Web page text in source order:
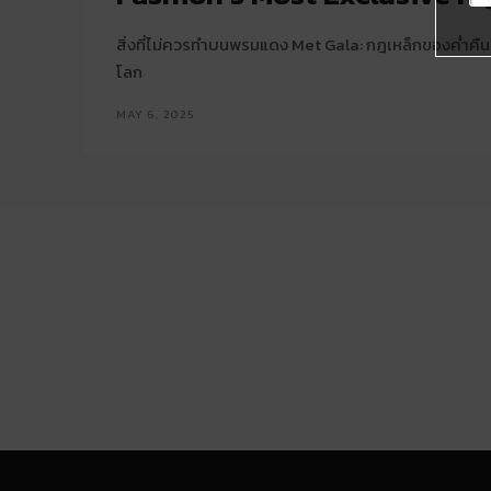
สิ่งที่ไม่ควรทำบนพรมแดง Met Gala: กฎเหล็กของค่ำ
โลก
MAY 6, 2025